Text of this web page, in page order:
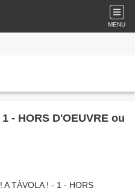
MENU
- HORS D'OEUVRE ou